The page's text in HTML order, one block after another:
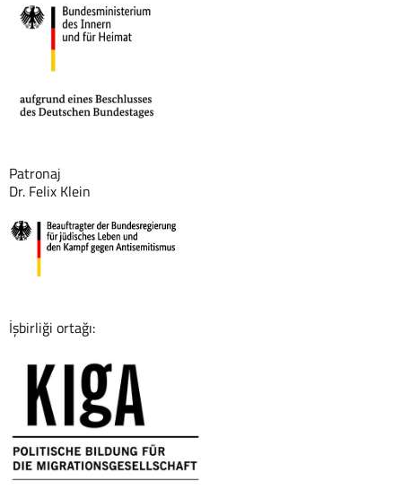
Patronaj
Dr. Felix Klein
İşbirliği ortağı: